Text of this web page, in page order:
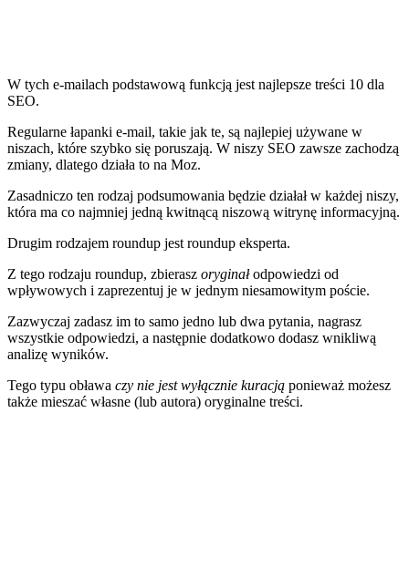
W tych e-mailach podstawową funkcją jest najlepsze treści 10 dla
SEO.
Regularne łapanki e-mail, takie jak te, są najlepiej używane w
niszach, które szybko się poruszają. W niszy SEO zawsze zachodzą
zmiany, dlatego działa to na Moz.
Zasadniczo ten rodzaj podsumowania będzie działał w każdej niszy,
która ma co najmniej jedną kwitnącą niszową witrynę informacyjną.
Drugim rodzajem roundup jest roundup eksperta.
Z tego rodzaju roundup, zbierasz oryginałodpowiedzi od
wpływowych i zaprezentuj je w jednym niesamowitym poście.
Zazwyczaj zadasz im to samo jedno lub dwa pytania, nagrasz
wszystkie odpowiedzi, a następnie dodatkowo dodasz wnikliwą
analizę wyników.
Tego typu obława czy nie jest wyłącznie kuracją ponieważ możesz
także mieszać własne (lub autora) oryginalne treści.